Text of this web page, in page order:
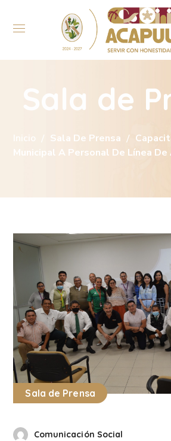
Sala de
Inicio Sala De Prensa
Municipal A Personal De Línea
Sala de Prensa
Comunicación Social